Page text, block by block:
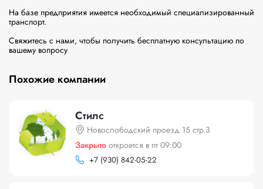
На базе предприятия имеется необходимый специализированный
транспорт.
Свяжитесь с нами, чтобы получить бесплатную консультацию по
вашему вопросу
Похожие компании
Стилс
Новослободский проезд 15 стр.3
Закрыто откроется в пт 09:00
+7 (930) 842-05-22